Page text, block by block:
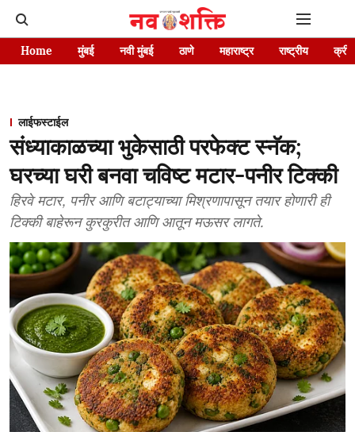
Home मुंबई नवी मुंबई ठाणे महाराष्ट्र राष्ट्रीय
लाईफस्टाईल
संध्याकाळच्या भुकेसाठी परफेक्ट स्नॅक;
घरच्या घरी बनवा चविष्ट मटार-पनीर टिक्की
हिरवे मटार, पनीर आणि बटाट्याच्या मिश्रणापासून तयार होणारी ही
टिक्की बाहेरून कुरकुरीत आणि आतून मऊसर लागते.